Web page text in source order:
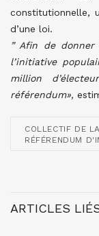
constitutionnelle,
d’une loi.
” Afin de
l’initiative
million
référendum»,
COLLECTIF DE
RÉFÉRENDUM
ARTICLES